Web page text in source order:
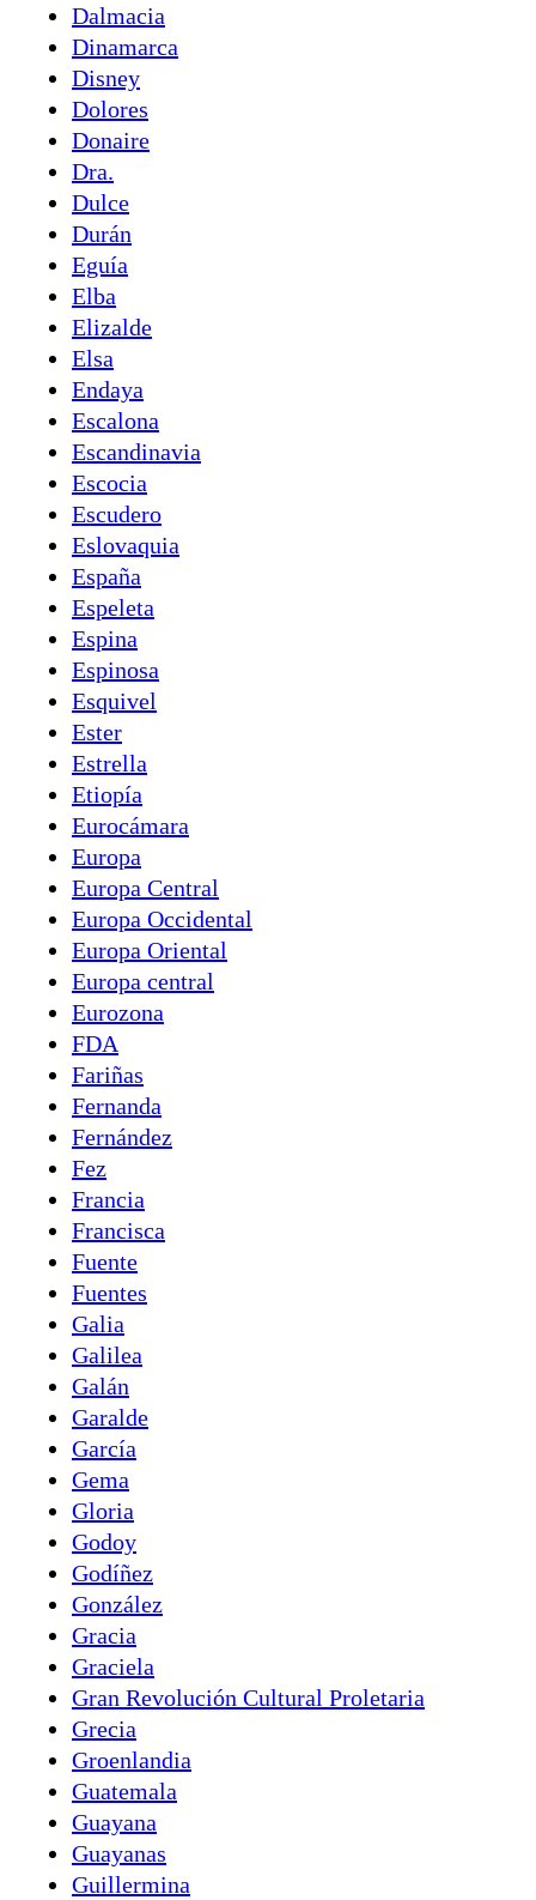
Dalmacia
Dinamarca
Disney
Dolores
Donaire
Dra.
Dulce
Durán
Eguía
Elba
Elizalde
Elsa
Endaya
Escalona
Escandinavia
Escocia
Escudero
Eslovaquia
España
Espeleta
Espina
Espinosa
Esquivel
Ester
Estrella
Etiopía
Eurocámara
Europa
Europa Central
Europa Occidental
Europa Oriental
Europa central
Eurozona
FDA
Fariñas
Fernanda
Fernández
Fez
Francia
Francisca
Fuente
Fuentes
Galia
Galilea
Galán
Garalde
García
Gema
Gloria
Godoy
Godíñez
González
Gracia
Graciela
Gran Revolución Cultural Proletaria
Grecia
Groenlandia
Guatemala
Guayana
Guayanas
Guillermina